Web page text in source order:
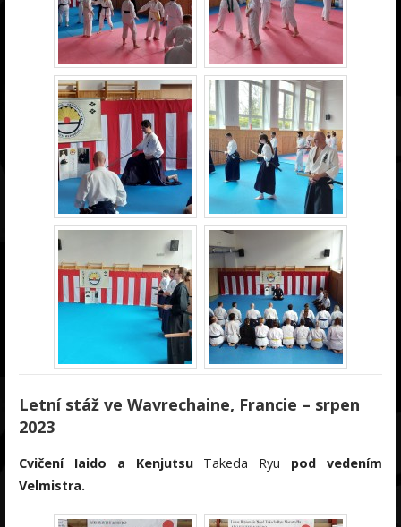
Letní stáž ve Wavrechaine, Francie – srpen
2023
Cvičení Iaido a Kenjutsu Takeda Ryu pod vedením
Velmistra.